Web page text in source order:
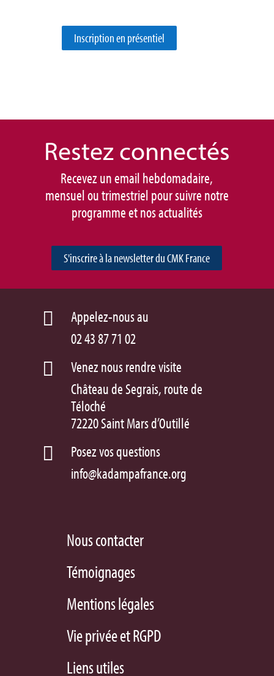
Inscription en présentiel
Restez connectés
Recevez un email hebdomadaire,
mensuel ou trimestriel pour suivre notre
programme et nos actualités
S'inscrire à la newsletter du CMK France

Appelez-nous au
02 43 87 71 02

Venez nous rendre visite
Château de Segrais, route de
Téloché
72220 Saint Mars d’Outillé

Posez vos questions
info@kadampafrance.org
Nous contacter
Témoignages
Mentions légales
Vie privée et RGPD
Liens utiles